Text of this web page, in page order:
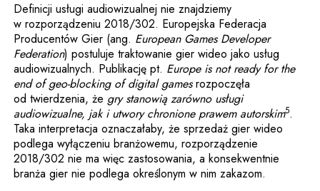
Definicji usługi audiowizualnej nie znajdziemy
w rozporządzeniu 2018/302. Europejska Federacja
Producentów Gier (ang. European Games Developer
Federation) postuluje traktowanie gier wideo jako usług
audiowizualnych. Publikację pt. Europe is not ready for the
end of geo-blocking of digital gamesrozpoczęła
od twierdzenia, żegry stanowią zarówno usługi
audiowizualne, jak i utwory chronione prawem autorskim5.
Taka interpretacja oznaczałaby, że sprzedaż gier wideo
podlega wyłączeniu branżowemu, rozporządzenie
2018/302 nie ma więc zastosowania, a konsekwentnie
branża gier nie podlega określonym w nim zakazom.